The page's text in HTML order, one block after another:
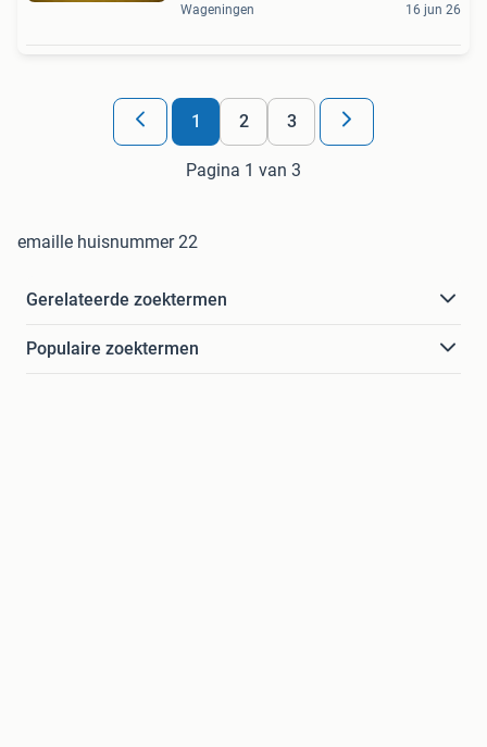
Wageningen 16 jun 26
1 2 3
Pagina 1 van 3
emaille huisnummer 22
Gerelateerde zoektermen
Populaire zoektermen